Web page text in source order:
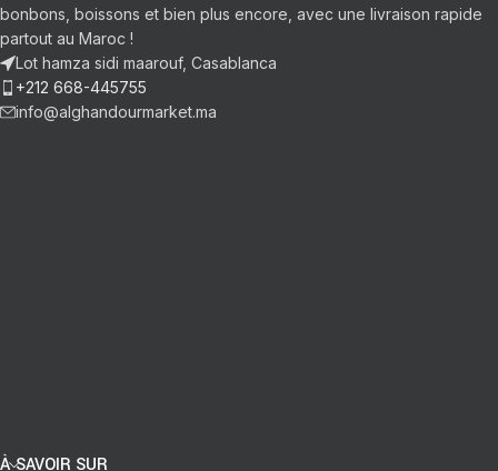
bonbons, boissons et bien plus encore, avec une livraison rapide
partout au Maroc !
Lot hamza sidi maarouf, Casablanca
+212 668-445755
info@alghandourmarket.ma
À SAVOIR SUR